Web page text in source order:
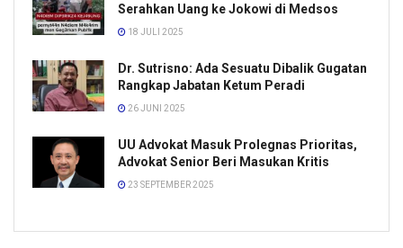
Serahkan Uang ke Jokowi di Medsos
18 JULI 2025
Dr. Sutrisno: Ada Sesuatu Dibalik Gugatan
Rangkap Jabatan Ketum Peradi
26 JUNI 2025
UU Advokat Masuk Prolegnas Prioritas,
Advokat Senior Beri Masukan Kritis
23 SEPTEMBER 2025